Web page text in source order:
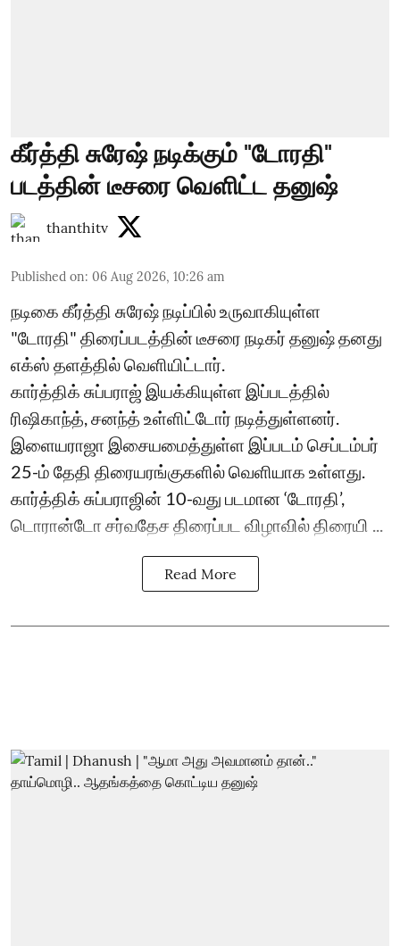
கீர்த்தி சுரேஷ் நடிக்கும் "டோரதி"
படத்தின் டீசரை வெளிட்ட தனுஷ்
thanthitv
Published on: 06 Aug 2026, 10:26 am
நடிகை கீர்த்தி சுரேஷ் நடிப்பில் உருவாகியுள்ள
"டோரதி" திரைப்படத்தின் டீசரை நடிகர் தனுஷ் தனது
எக்ஸ் தளத்தில் வெளியிட்டார்.
கார்த்திக் சுப்பராஜ் இயக்கியுள்ள இப்படத்தில்
ரிஷிகாந்த், சனந்த் உள்ளிட்டோர் நடித்துள்ளனர்.
இளையராஜா இசையமைத்துள்ள இப்படம் செப்டம்பர்
25-ம் தேதி திரையரங்குகளில் வெளியாக உள்ளது.
கார்த்திக் சுப்பராஜின் 10-வது படமான ‘டோரதி’,
டொரான்டோ சர்வதேச திரைப்பட விழாவில் திரையி ...
Read More